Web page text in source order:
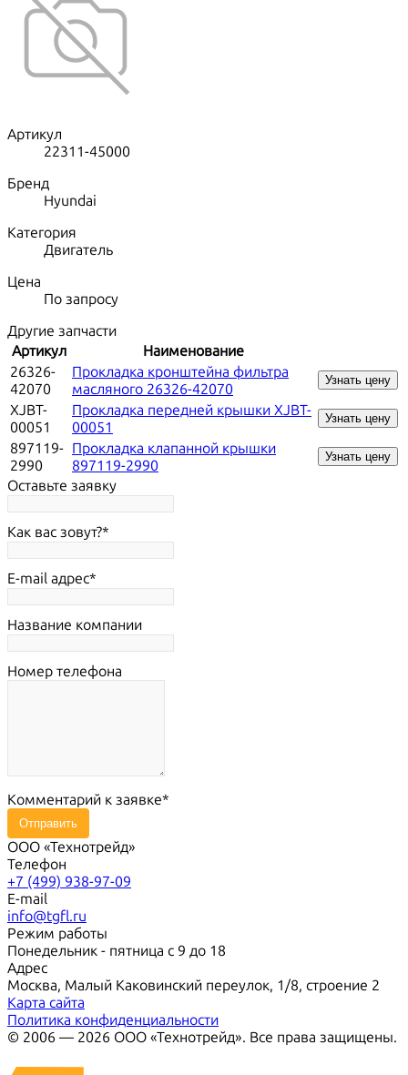
Артикул
22311-45000
Бренд
Hyundai
Категория
Двигатель
Цена
По запросу
Другие запчасти
Артикул
Наименование
26326-
42070
Прокладка кронштейна фильтра
масляного 26326-42070
Узнать цену
XJBT-
00051
Прокладка передней крышки XJBT-
00051
Узнать цену
897119-
2990
Прокладка клапанной крышки
897119-2990
Узнать цену
Оставьте заявку
Как вас зовут?
E-mail адрес
Название компании
Номер телефона
Комментарий к заявке
Отправить
ООО «Технотрейд»
Телефон
+7 (499) 938-97-09
E-mail
info@tgfl.ru
Режим работы
Понедельник - пятница с 9 до 18
Адрес
Москва, Малый Каковинский переулок, 1/8, строение 2
Карта сайта
Политика конфиденциальности
© 2006 — 2026 ООО «Технотрейд». Все права защищены.